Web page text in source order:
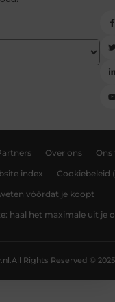
Over ons Ons
index Cookiebeleid
vóórdat je koopt
haal het maximale uit je
All Rights Reserved © 2025